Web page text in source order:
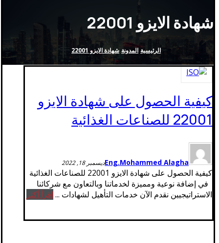
شهادة الايزو 22001
الرئيسية المدونة شهادة الايزو 22001
كيفية الحصول على شهادة الايزو
22001 للصناعات الغذائية
Eng.Mohammed Alaghaديسمبر 18, 2022
كيفية الحصول على شهادة الايزو 22001 للصناعات الغذائية
في إضافة نوعية ومميزة لخدماتنا وبالتعاون مع شركائنا
الاستراتيجيين نقدم الآن خدمات التأهيل لشهادات ... اقرأ أكثر